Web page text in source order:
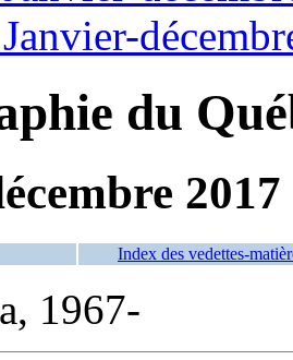
du
2017
Index des vedettes-
1967-